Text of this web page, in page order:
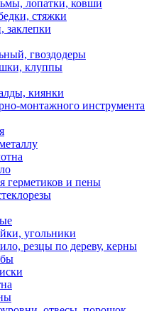
лопатки, ковши
стяжки
заклепки
гвоздодеры
клуппы
киянки
монтажного инструмента
герметиков и пены
угольники
резцы по дереву, керны